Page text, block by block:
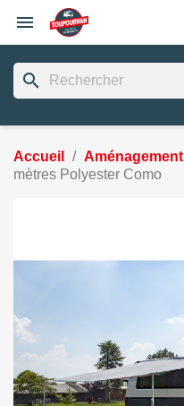

search
Accueil Aménagement
mètres Polyester Como